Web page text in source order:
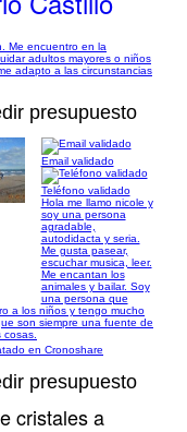
Me encuentro en la
adultos mayores o niños
adapto a las circunstancias
presupuesto
Email validado
Teléfono validado
Hola me llamo nicole y
soy una persona
agradable,
autodidacta y seria.
Me gusta pasear,
escuchar musica, leer.
Me encantan los
animales y bailar. Soy
una persona que
a los niños y tengo mucho
son siempre una fuente de
en Cronoshare
presupuesto
cristales a